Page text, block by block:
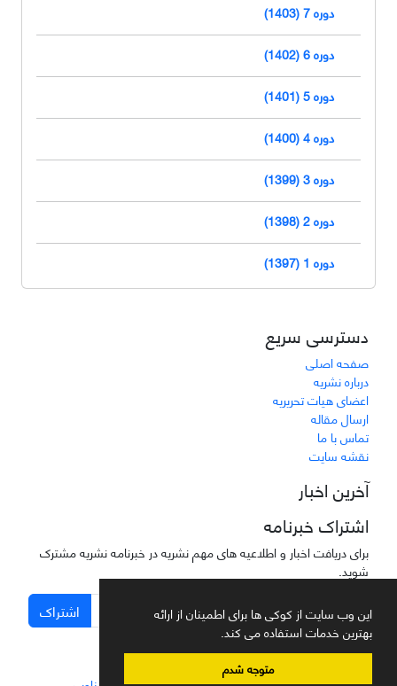
این وب سایت از کوکی ها برای اطمینان از ارائه
بهترین خدمات استفاده می کند.
متوجه شدم
دوره 7 (1403)
دوره 6 (1402)
دوره 5 (1401)
دوره 4 (1400)
دوره 3 (1399)
دوره 2 (1398)
دوره 1 (1397)
دسترسی سریع
صفحه اصلی
درباره نشریه
اعضای هیات تحریریه
ارسال مقاله
تماس با ما
نقشه سایت
آخرین اخبار
اشتراک خبرنامه
برای دریافت اخبار و اطلاعیه های مهم نشریه در خبرنامه نشریه مشترک
شوید.
اشتراک